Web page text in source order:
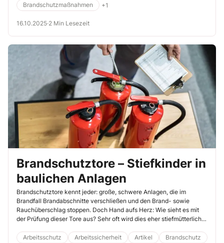
Brandschutzmaßnahmen
+1
16.10.2025·2 Min Lesezeit
Brandschutztore – Stiefkinder in
baulichen Anlagen
Brandschutztore kennt jeder: große, schwere Anlagen, die im
Brandfall Brandabschnitte verschließen und den Brand- sowie
Rauchüberschlag stoppen. Doch Hand aufs Herz: Wie sieht es mit
der Prüfung dieser Tore aus? Sehr oft wird dies eher stiefmütterlich
schützen.
Arbeitsschutz Arbeitssicherheit Artikel
Brandschutz